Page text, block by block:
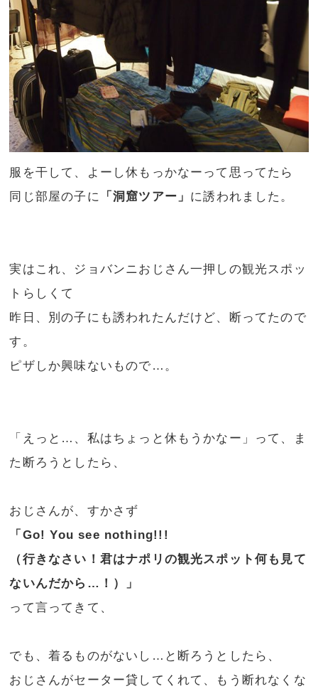
服を干して、よーし休もっかなーって思ってたら
同じ部屋の子に 「洞窟ツアー」 に誘われました。
実はこれ、ジョバンニおじさん一押しの観光スポッ
トらしくて
昨日、別の子にも誘われたんだけど、断ってたので
す。
ピザしか興味ないもので…。
「えっと…、私はちょっと休もうかなー」って、ま
た断ろうとしたら、
おじさんが、すかさず
「Go! You see nothing!!!
（行きなさい！君はナポリの観光スポット何も見て
ないんだから…！）」
って言ってきて、
でも、着るものがないし…と断ろうとしたら、
おじさんがセーター貸してくれて、もう断れなくな